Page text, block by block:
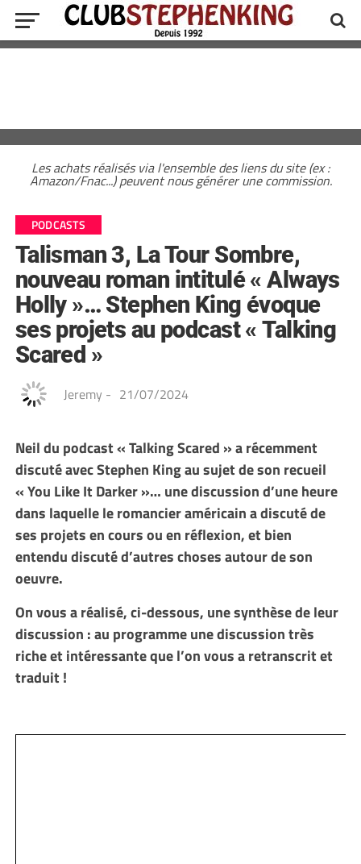
Les achats réalisés via l'ensemble des liens du site (ex :
Amazon/Fnac...) peuvent nous générer une commission.
PODCASTS
Talisman 3, La Tour Sombre,
nouveau roman intitulé « Always
Holly »… Stephen King évoque
ses projets au podcast « Talking
Scared »
Jeremy - 21/07/2024
Neil du podcast « Talking Scared » a récemment
discuté avec Stephen King au sujet de son recueil
« You Like It Darker »… une discussion d’une heure
dans laquelle le romancier américain a discuté de
ses projets en cours ou en réflexion, et bien
entendu discuté d’autres choses autour de son
oeuvre.
On vous a réalisé, ci-dessous, une synthèse de leur
discussion : au programme une discussion très
riche et intéressante que l’on vous a retranscrit et
traduit !